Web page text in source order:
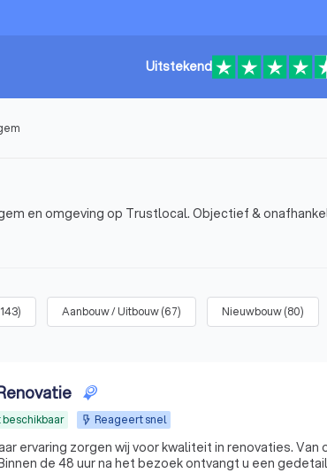
Uitstekend
en omgeving op Trustlocal. Objectief &
143) Aanbouw / Uitbouw(67) Nieuwbouw(80)
beschikbaar Reageert snel
ervaring zorgen wij voor kwaliteit in renovaties.
de 48 uur na het bezoek ontvangt u een